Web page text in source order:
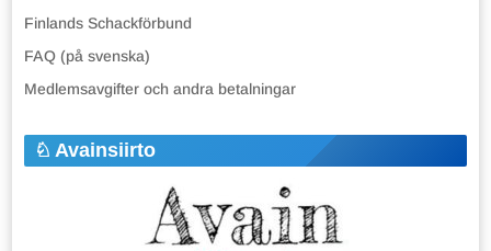
Finlands Schackförbund
FAQ (på svenska)
Medlemsavgifter och andra betalningar
Avainsiirto